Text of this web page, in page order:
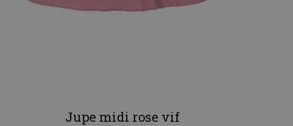
Jupe midi rose vif